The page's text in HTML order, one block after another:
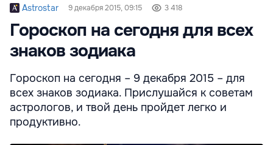
Astrostar 9 декабря 2015, 09:15 3 418
Гороскоп на сегодня для всех
знаков зодиака
Гороскоп на сегодня – 9 декабря 2015 – для
всех знаков зодиака. Прислушайся к советам
астрологов, и твой день пройдет легко и
продуктивно.